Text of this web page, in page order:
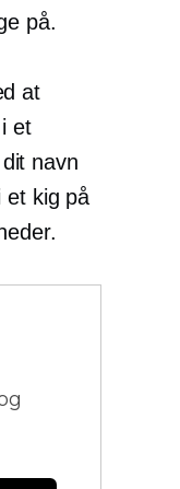
på.
at
et
navn
et kig på